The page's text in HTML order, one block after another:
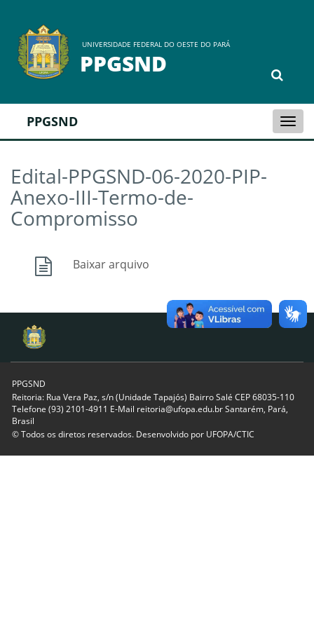
UNIVERSIDADE FEDERAL DO OESTE DO PARÁ
PPGSND
PPGSND
Edital-PPGSND-06-2020-PIP-
Anexo-III-Termo-de-
Compromisso
Baixar arquivo
PPGSND
Reitoria: Rua Vera Paz, s/n (Unidade Tapajós) Bairro Salé CEP 68035-110
Telefone (93) 2101-4911 E-Mail reitoria@ufopa.edu.br Santarém, Pará,
Brasil
© Todos os diretos reservados. Desenvolvido por UFOPA/CTIC